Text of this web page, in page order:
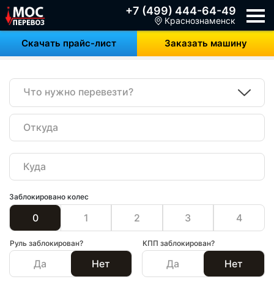
+7 (499) 444-64-49
Скачать прайс-лист Заказать машину
Краснознаменск
Что нужно перевезти?
Заблокировано колес
0 1 2 3 4
Руль заблокирован?
Да Нет
КПП заблокирован?
Да Нет